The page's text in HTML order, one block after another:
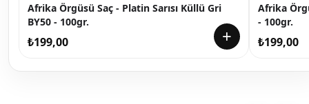
Afrika Örgüsü Saç - Platin Sarısı Küllü Gri
BY50 - 100gr.
₺199,00 +
Afrika
- 100gr.
₺199,00